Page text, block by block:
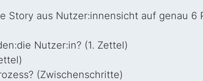
Story aus Nutzer:innensicht auf genau 6
Nutzer:in? (1. Zettel)
(Zwischenschritte)